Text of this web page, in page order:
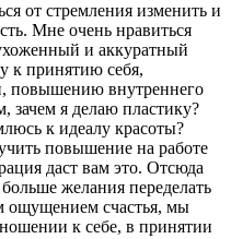
от стремления изменить и
Мне очень нравиться
и аккуратный
к принятию себя,
повышению внутреннего
зачем я делаю пластику?
к идеалу красоты?
повышение на работе
даст вам это. Отсюда
желания переделать
ощущением счастья, мы
к себе, в принятии